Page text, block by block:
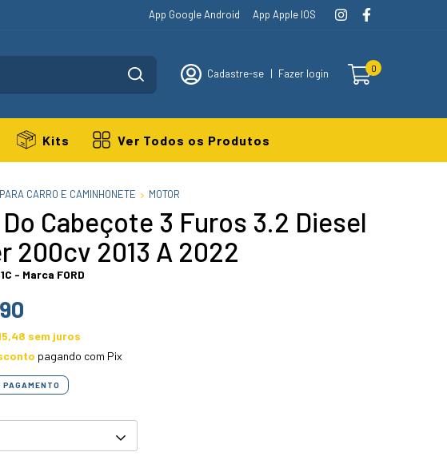
App Google Android App Apple IOS
Cadastre-se | Fazer login 0
Kits Ver Todos os Produtos
CARRO E CAMINHONETE MOTOR
Cabeçote 3 Furos 3.2 Diesel
200cv 2013 A 2022
- Marca FORD
sem juros
pagando com Pix
PAGAMENTO